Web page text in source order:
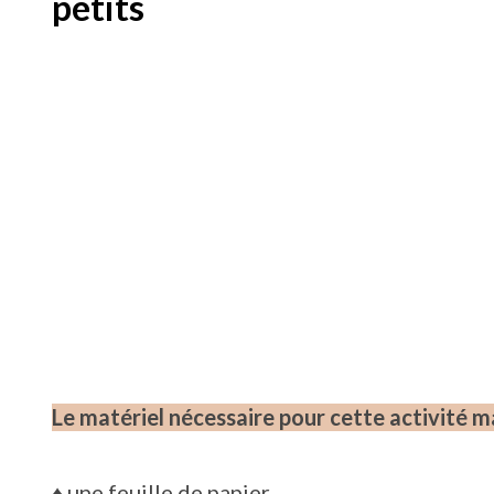
Le matériel nécessaire pour cette activité